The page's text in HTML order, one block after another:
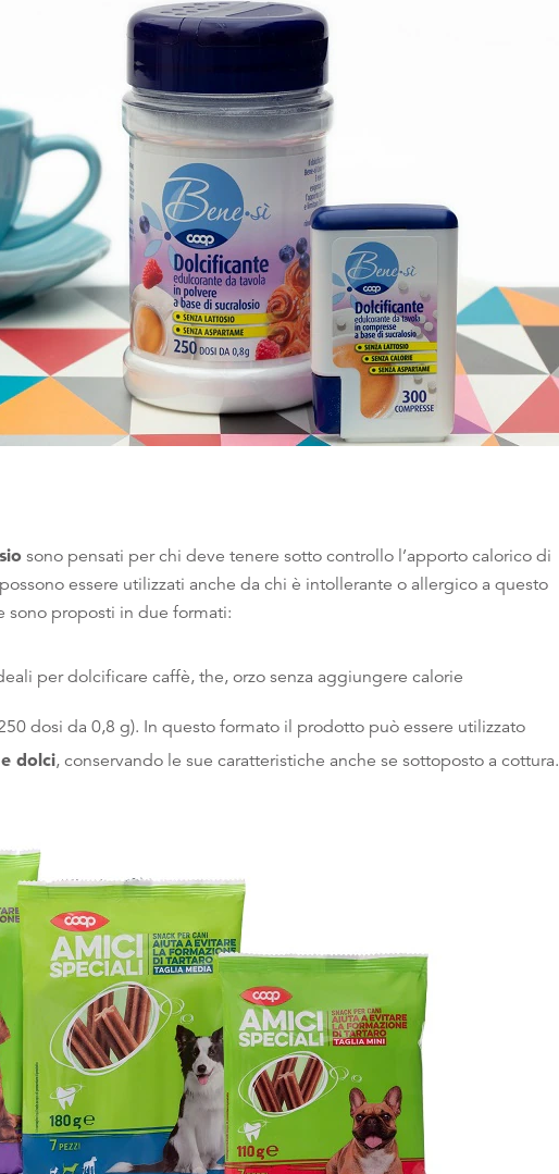
sono pensati per chi deve tenere sotto controllo l’apporto calorico di
essere utilizzati anche da chi è intollerante o allergico a questo
sono proposti in due formati:
per dolcificare caffè, the, orzo senza aggiungere calorie
dosi da 0,8 g). In questo formato il prodotto può essere utilizzato
dolci, conservando le sue caratteristiche anche se sottoposto a cottura.